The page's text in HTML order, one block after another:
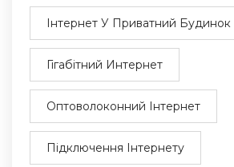
Інтернет У Приватний Будинок
Гігабітний Интернет
Оптоволоконний Інтернет
Підключення Інтернету